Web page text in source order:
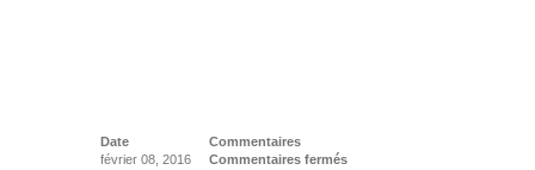
Date
février 08, 2016
Commentaires
Commentaires fermés